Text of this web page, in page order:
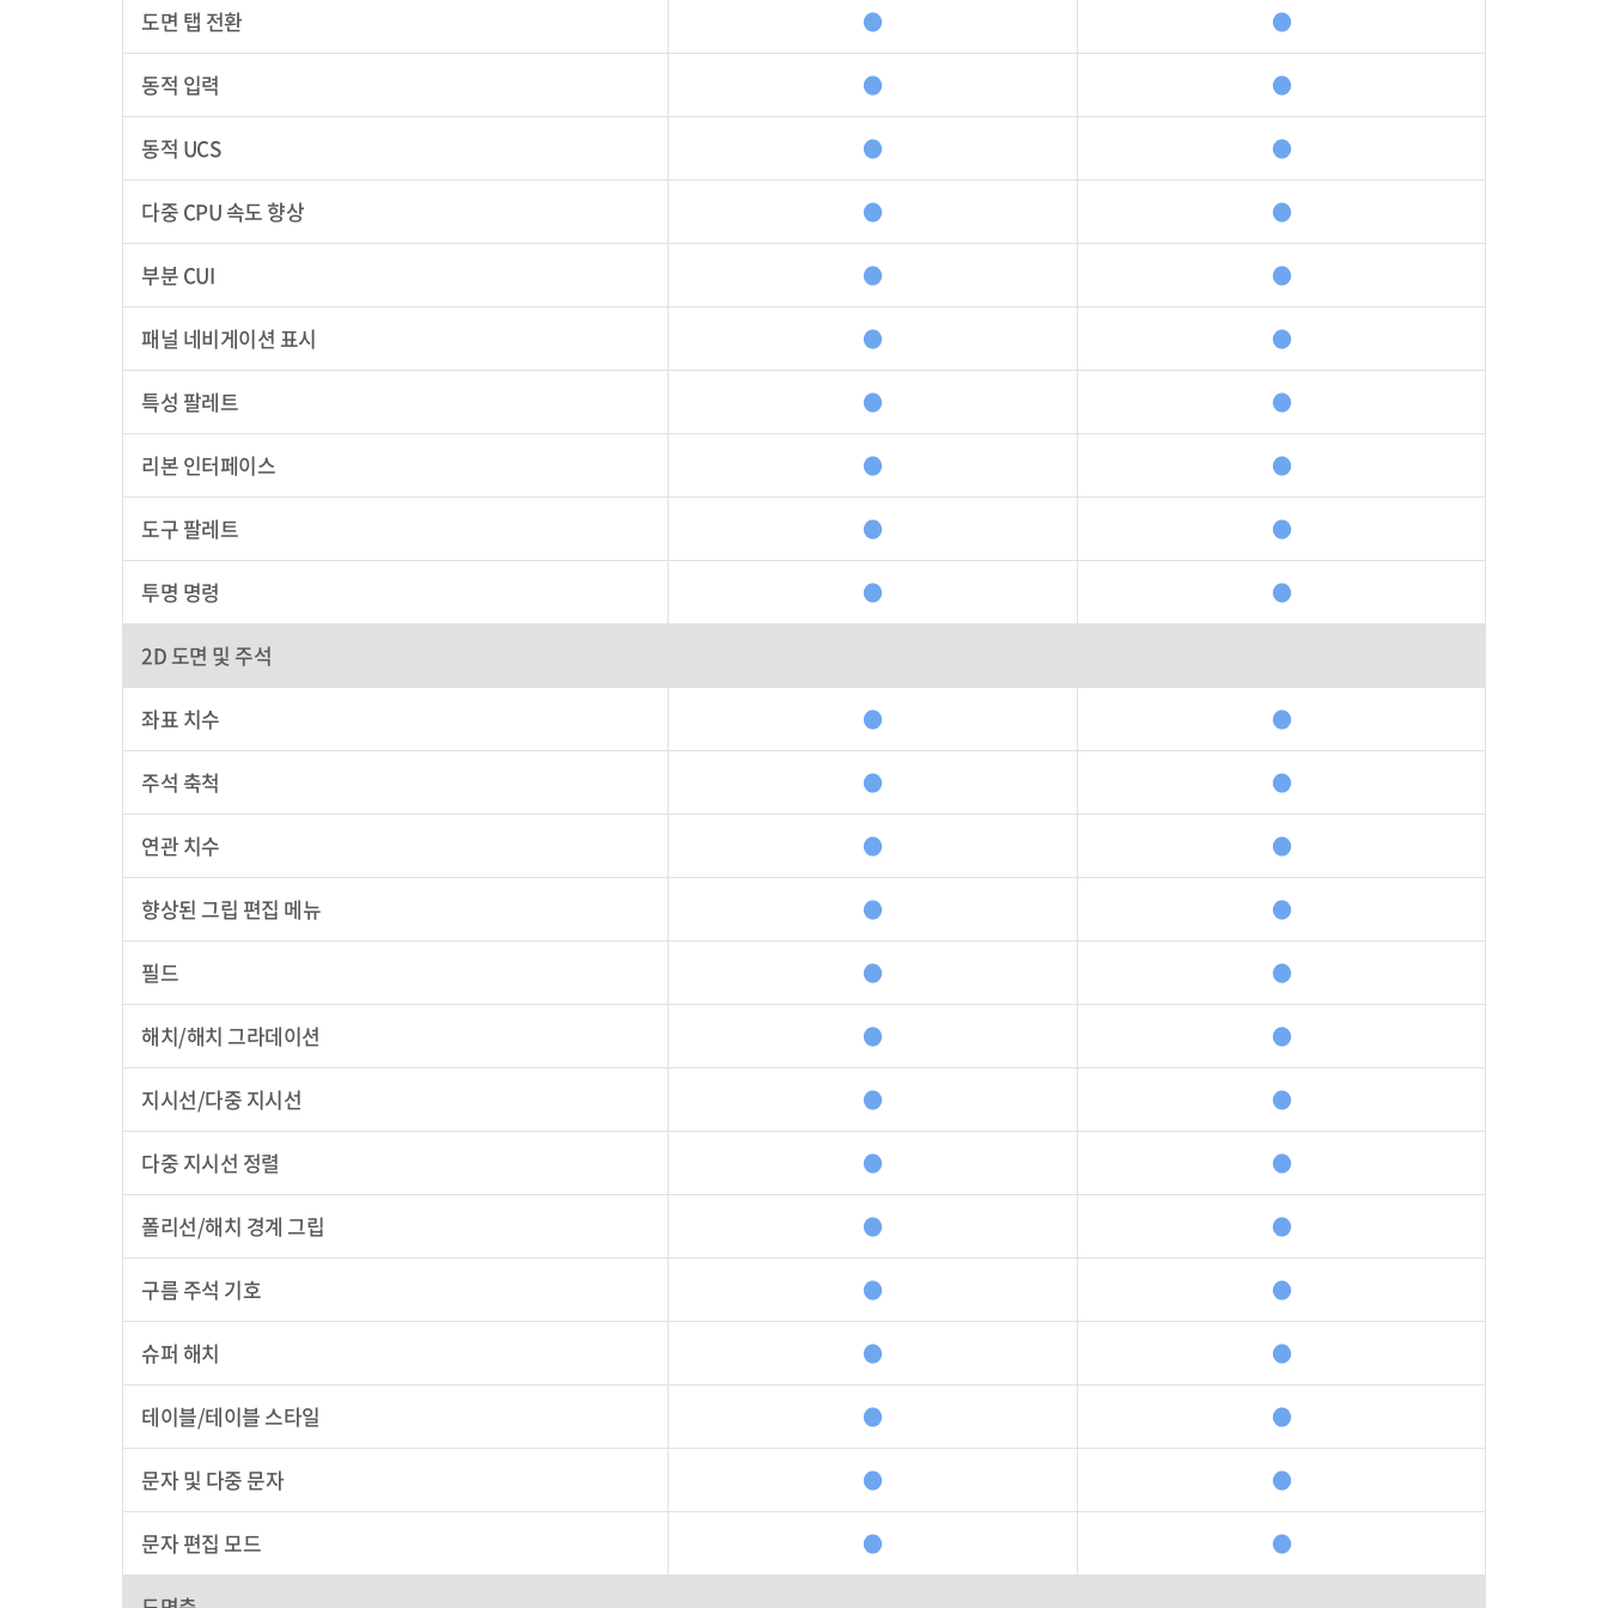
도면 탭 전환 ● ●
동적 입력 ● ●
동적 UCS ● ●
다중 CPU 속도 향상 ● ●
부분 CUI ● ●
패널 네비게이션 표시 ● ●
특성 팔레트 ● ●
리본 인터페이스 ● ●
도구 팔레트 ● ●
투명 명령 ● ●
2D 도면 및 주석
좌표 치수 ● ●
주석 축척 ● ●
연관 치수 ● ●
향상된 그립 편집 메뉴 ● ●
필드 ● ●
해치/해치 그라데이션 ● ●
지시선/다중 지시선 ● ●
다중 지시선 정렬 ● ●
폴리선/해치 경계 그립 ● ●
구름 주석 기호 ● ●
슈퍼 해치 ● ●
테이블/테이블 스타일 ● ●
문자 및 다중 문자 ● ●
문자 편집 모드 ● ●